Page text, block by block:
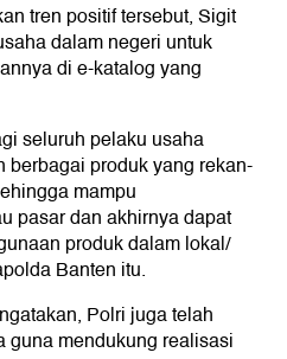
tren positif tersebut, Sigit
dalam negeri untuk
di e-katalog yang
seluruh pelaku usaha
berbagai produk yang rekan-
mampu
pasar dan akhirnya dapat
produk dalam lokal/
Banten itu.
Polri juga telah
guna mendukung realisasi